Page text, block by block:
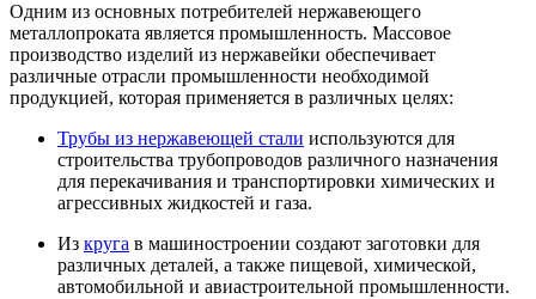
Одним из основных потребителей нержавеющего
металлопроката является промышленность. Массовое
производство изделий из нержавейки обеспечивает
различные отрасли промышленности необходимой
продукцией, которая применяется в различных целях:
Трубы из нержавеющей стали используются для
строительства трубопроводов различного назначения
для перекачивания и транспортировки химических и
агрессивных жидкостей и газа.
Из круга в машиностроении создают заготовки для
различных деталей, а также пищевой, химической,
автомобильной и авиастроительной промышленности.